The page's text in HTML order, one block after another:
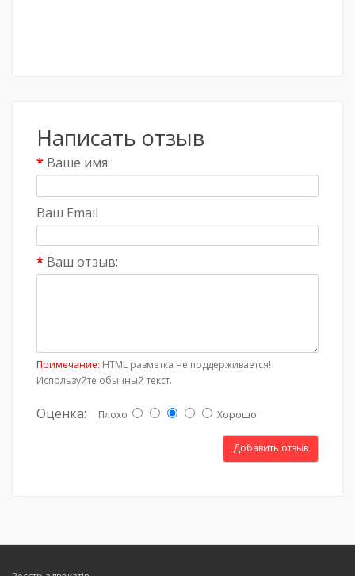
Написать отзыв
Ваше имя:
Ваш Email
Ваш отзыв:
Примечание: HTML разметка не поддерживается!
Используйте обычный текст.
Оценка: Плохо Хорошо
Добавить отзыв